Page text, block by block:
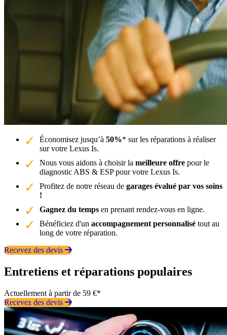
Économisez jusqu’à 50%* sur les réparations à réaliser
sur votre Lexus Is.
Nous vous aidons à choisir la meilleure offre pour le
diagnostic ABS & ESP pour votre Lexus Is.
Profitez de notre réseau de garages évalué par vos soins
!
Gagnez du temps en prenant rendez-vous en ligne.
Bénéficiez d'un accompagnement personnalisé tout au
long de votre réparation.
Recevez des devis
Entretiens et réparations populaires
Actuellement à partir de 59 €*
Recevez des devis